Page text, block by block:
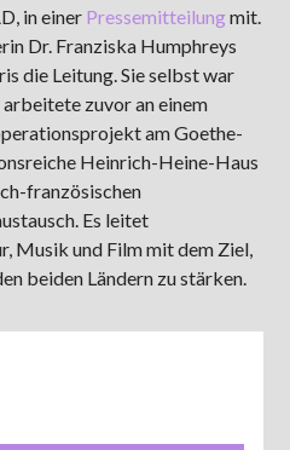
MHzSteinfurt103,9 MHz
in einer Pressemitteilungmit.
Dr. Franziska Humphreys
die Leitung. Sie selbst war
zuvor an einem
am Goethe-
Heinrich-Heine-Haus
französischen
Es leitet
Musik und Film mit dem Ziel,
beiden Ländern zu stärken.